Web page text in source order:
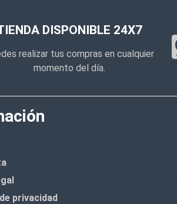
DISPONIBLE 24X7
realizar tus compras en cualquier
momento del día.
privacidad